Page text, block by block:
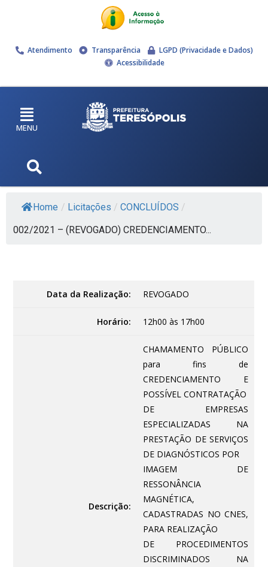
Atendimento Transparência
LGPD (Privacidade e Dados)
Acessibilidade
MENU
Home / Licitações / CONCLUÍDOS /
002/2021 – (REVOGADO) CREDENCIAMENTO...
Data da Realização: REVOGADO
Horário: 12h00 às 17h00
Descrição:
CHAMAMENTO PÚBLICO
para fins de
CREDENCIAMENTO E
POSSÍVEL CONTRATAÇÃO
DE EMPRESAS
ESPECIALIZADAS NA
PRESTAÇÃO DE SERVIÇOS
DE DIAGNÓSTICOS POR
IMAGEM DE
RESSONÂNCIA
MAGNÉTICA,
CADASTRADAS NO CNES,
PARA REALIZAÇÃO
DE PROCEDIMENTOS
DISCRIMINADOS NA